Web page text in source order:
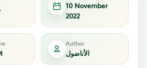
10 November
2022
Author
الأناضول